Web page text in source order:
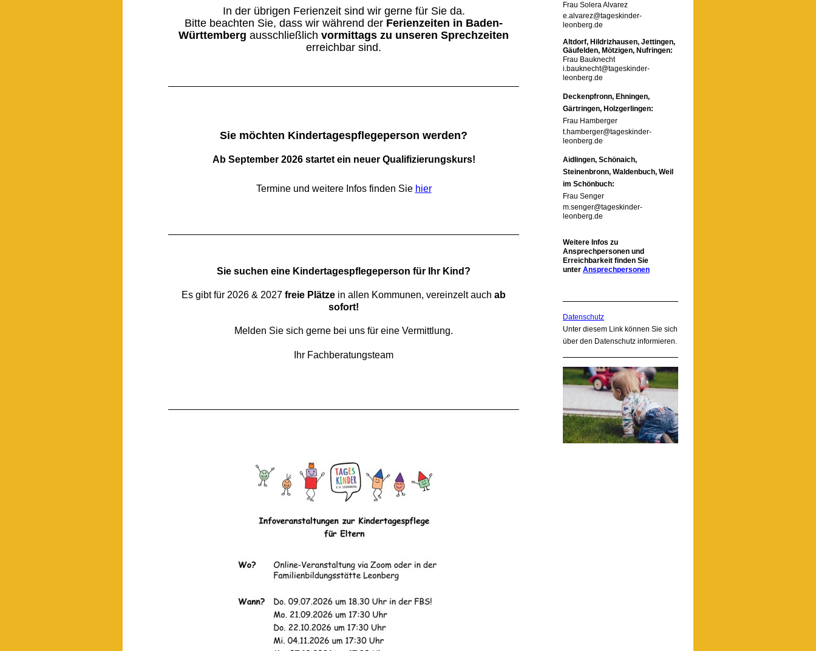
In der übrigen Ferienzeit sind wir gerne für Sie da.
Bitte beachten Sie, dass wir während der Ferienzeiten in Baden-
Württemberg ausschließlich vormittags zu unseren Sprechzeiten
erreichbar sind.
Sie möchten Kindertagespflegeperson werden?
Ab September 2026 startet ein neuer Qualifizierungskurs!
Termine und weitere Infos finden Sie hier
Sie suchen eine Kindertagespflegeperson für Ihr Kind?
Es gibt für 2026 & 2027 freie Plätze in allen Kommunen, vereinzelt auch ab
sofort!
Melden Sie sich gerne bei uns für eine Vermittlung.
Ihr Fachberatungsteam
Frau Solera Alvarez
e.alvarez@tageskinder-
leonberg.de
Altdorf, Hildrizhausen, Jettingen,
Gäufelden, Mötzigen, Nufringen:
Frau Bauknecht
i.bauknecht@tageskinder-
leonberg.de
Deckenpfronn, Ehningen,
Gärtringen, Holzgerlingen:
Frau Hamberger
t.hamberger@tageskinder-
leonberg.de
Aidlingen, Schönaich,
Steinenbronn, Waldenbuch, Weil
im Schönbuch:
Frau Senger
m.senger@tageskinder-
leonberg.de
Weitere Infos zu
Ansprechpersonen und
Erreichbarkeit finden Sie
unter Ansprechpersonen
Datenschutz
Unter diesem Link können Sie sich
über den Datenschutz informieren.